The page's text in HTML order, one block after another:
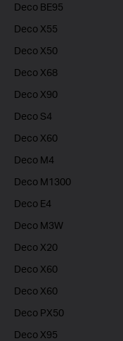
Deco BE95
Deco X55
Deco X50
Deco X68
Deco X90
Deco S4
Deco X60
Deco M4
Deco M1300
Deco E4
Deco M3W
Deco X20
Deco X60
Deco X60
Deco PX50
Deco X95